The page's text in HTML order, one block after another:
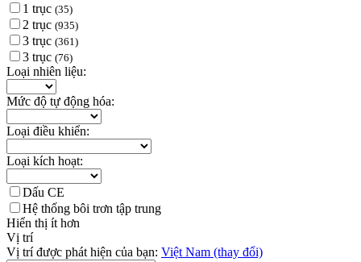
1 trục (35)
2 trục (935)
3 trục (361)
3 trục (76)
Loại nhiên liệu:
Mức độ tự động hóa:
Loại điều khiển:
Loại kích hoạt:
Dấu CE
Hệ thống bôi trơn tập trung
Hiển thị ít hơn
Vị trí
Vị trí được phát hiện của bạn: Việt Nam (thay đổi)